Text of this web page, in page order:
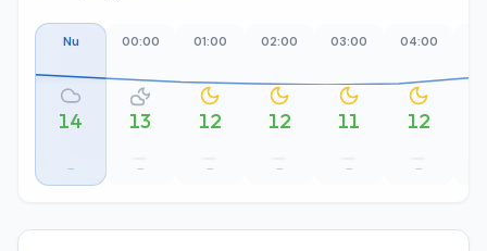
Nu
14
–
00:00
13
–
01:00
12
–
02:00
12
–
03:00
11
–
04:00
12
–